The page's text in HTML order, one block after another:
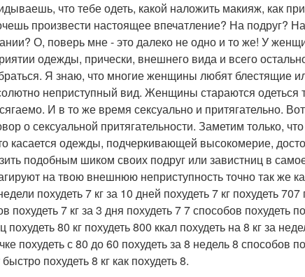
что тебе одеть, какой наложить макияж, как
произвести настоящее впечатление? На подруг?
О, поверь мне - это далеко не одно и то же! У
одежды, прически, внешнего вида и всего
Я знаю, что многие женщины любят
неприступный вид. Женщины стараются одеться
И в то же время сексуально и притягательно.
о сексуальной притягательности. Заметим только,
касается одежды, подчеркивающей высокомерие,
подобным шиком своих подруг или завистниц в
на твою внешнюю неприступность точно так же
похудеть 7 кг за 10 дней похудеть 7 кг похудеть
похудеть 7 кг за 3 дня похудеть 7 7 способов похудеть
похудеть 80 кг похудеть 800 ккал похудеть на 8 кг за
похудеть с 80 до 60 похудеть за 8 недель 8 способов
похудеть 8 кг как похудеть 8.